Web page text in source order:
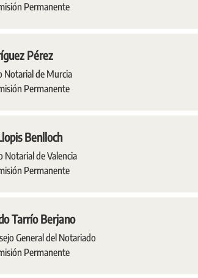
Permanente
Pérez
Notarial de Murcia
Permanente
Benlloch
Notarial de Valencia
Permanente
Tarrío Berjano
General del Notariado
Permanente